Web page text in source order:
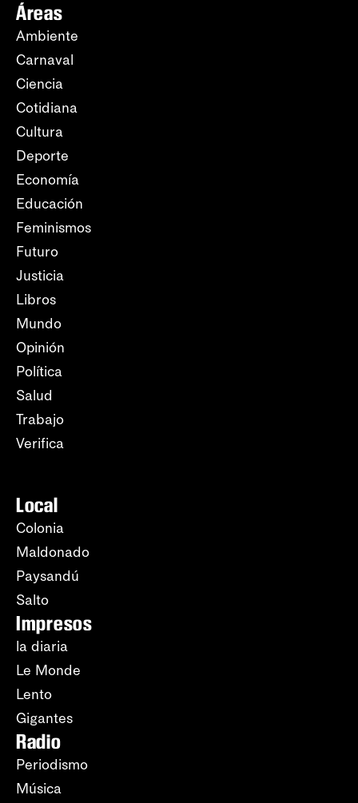
Áreas
Ambiente
Carnaval
Ciencia
Cotidiana
Cultura
Deporte
Economía
Educación
Feminismos
Futuro
Justicia
Libros
Mundo
Opinión
Política
Salud
Trabajo
Verifica
Local
Colonia
Maldonado
Paysandú
Salto
Impresos
la diaria
Le Monde
Lento
Gigantes
Radio
Periodismo
Música